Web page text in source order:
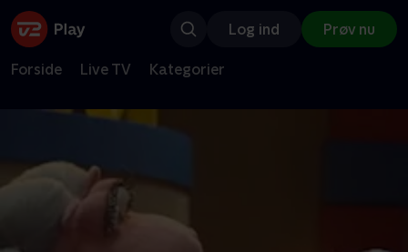
Log ind Prøv nu
Forside Live TV Kategorier